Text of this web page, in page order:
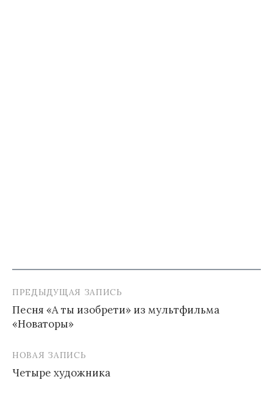
Навигация
по
ПРЕДЫДУЩАЯ ЗАПИСЬ
Песня «А ты изобрети» из мультфильма
«Новаторы»
НОВАЯ ЗАПИСЬ
Четыре художника